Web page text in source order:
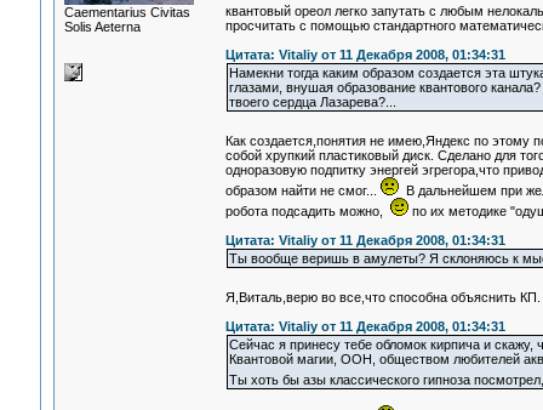
Сaementarius Civitas
Solis Aeterna
квантовый ореол легко запутать с любым
просчитать с помощью стандартного
Цитата: Vitaliy от 11 Декабря 2008, 01:34:31
Намекни тогда каким образом создается эта
глазами, внушая образование квантового
твоего сердца Лазарева?...
Как создается,понятия не имею,Яндекс по этому
собой хрупкий пластиковый диск. Сделано для
одноразовую подпитку энергей эгрегора,что
образом найти не смог...
В дальнейшем при
робота подсадить можно,
по их методике
Цитата: Vitaliy от 11 Декабря 2008, 01:34:31
Ты вообще веришь в амулеты? Я склоняюсь к
Я,Виталь,верю во все,что способна объяснить
Цитата: Vitaliy от 11 Декабря 2008, 01:34:31
Сейчас я принесу тебе обломок кирпича и скажу,
Квантовой магии, ООН, обществом любителей
Ты хоть бы азы классического гипноза